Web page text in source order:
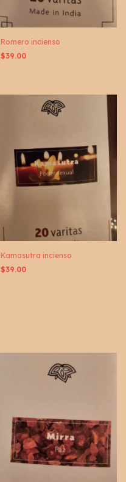
Romero incienso
$39.00
Kamasutra incienso
$39.00